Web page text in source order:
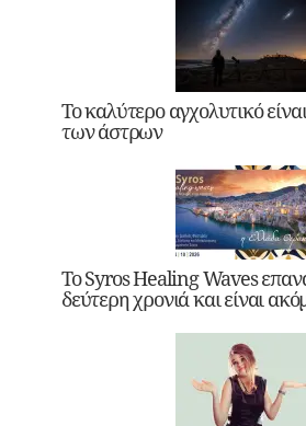
Το καλύτερο αγχολυτικό
των άστρων
Το Syros Healing Waves
δεύτερη χρονιά και είναι